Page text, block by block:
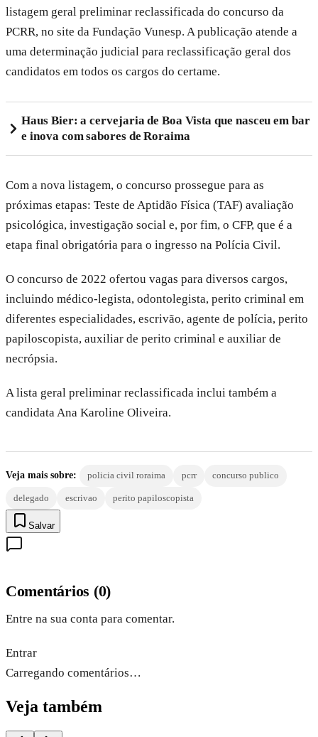
listagem geral preliminar reclassificada do concurso da
PCRR, no site da Fundação Vunesp. A publicação atende a
uma determinação judicial para reclassificação geral dos
candidatos em todos os cargos do certame.
Haus Bier: a cervejaria de Boa Vista que nasceu em bar
e inova com sabores de Roraima
Com a nova listagem, o concurso prossegue para as
próximas etapas: Teste de Aptidão Física (TAF) avaliação
psicológica, investigação social e, por fim, o CFP, que é a
etapa final obrigatória para o ingresso na Polícia Civil.
O concurso de 2022 ofertou vagas para diversos cargos,
incluindo médico-legista, odontolegista, perito criminal em
diferentes especialidades, escrivão, agente de polícia, perito
papiloscopista, auxiliar de perito criminal e auxiliar de
necrópsia.
A lista geral preliminar reclassificada inclui também a
candidata Ana Karoline Oliveira.
Veja mais sobre: policia civil roraima pcrr concurso publico
delegado escrivao perito papiloscopista
Salvar
Comentários (0)
Entre na sua conta para comentar.
Entrar
Carregando comentários…
Veja também